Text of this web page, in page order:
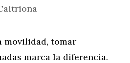
movilidad, tomar
marca la diferencia.